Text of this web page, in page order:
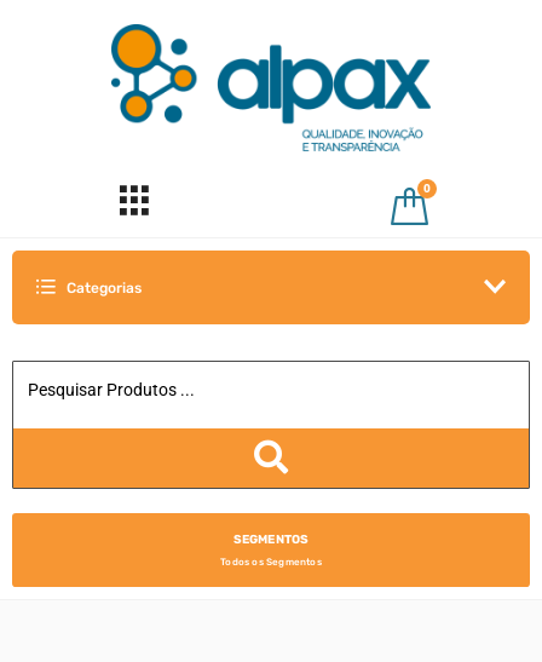
0
Categorias
SEGMENTOS
Todos os Segmentos